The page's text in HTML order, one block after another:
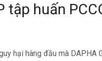
tập huấn
hại hàng đầu mà DAPHA